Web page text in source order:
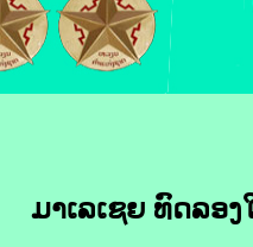
ມາ​ເລ​ເຊຍ ທົດ​ລອງ​